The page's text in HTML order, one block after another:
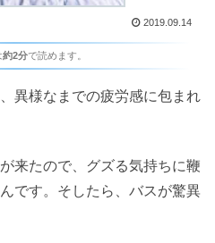
2019.09.14
約2分で読めます。
異様なまでの疲労感に包まれ
来たので、グズる気持ちに鞭
です。そしたら、バスが驚異